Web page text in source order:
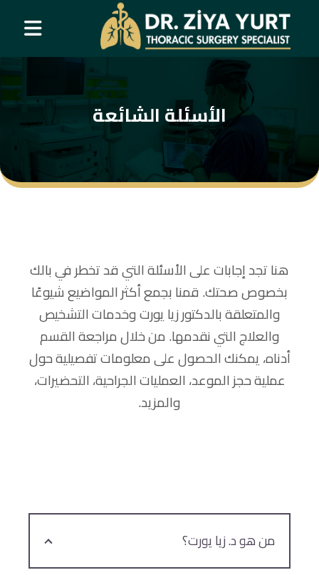
الأسئلة الشائعة
هنا تجد إجابات على الأسئلة التي قد تخطر في بالك
بخصوص صحتك. قمنا بجمع أكثر المواضيع شيوعًا
والمتعلقة بالدكتور زيا يورت وخدمات التشخيص
والعلاج التي نقدمها. من خلال مراجعة القسم
أدناه، يمكنك الحصول على معلومات تفصيلية حول
عملية حجز الموعد، العمليات الجراحية، التحضيرات،
والمزيد.
من هو د. زيا يورت؟